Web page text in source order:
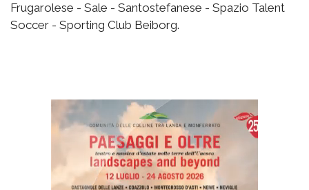
Frugarolese - Sale - Santostefanese - Spazio Talent
Soccer - Sporting Club Beiborg.